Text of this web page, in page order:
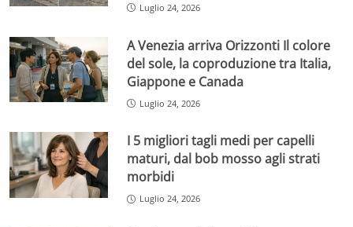
Luglio 24, 2026
A Venezia arriva Orizzonti Il colore
del sole, la coproduzione tra Italia,
Giappone e Canada
Luglio 24, 2026
I 5 migliori tagli medi per capelli
maturi, dal bob mosso agli strati
morbidi
Luglio 24, 2026